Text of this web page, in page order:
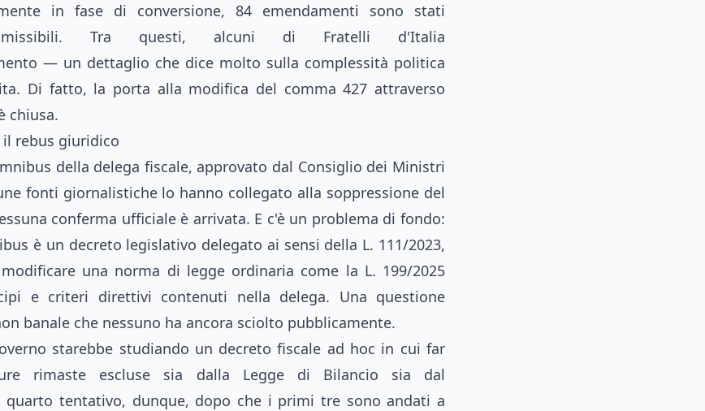
in fase di conversione, 84 emendamenti sono stati
Tra questi, alcuni di Fratelli d'Italia
— un dettaglio che dice molto sulla complessità politica
Di fatto, la porta alla modifica del comma 427 attraverso
chiusa.
rebus giuridico
della delega fiscale, approvato dal Consiglio dei Ministri
fonti giornalistiche lo hanno collegato alla soppressione del
conferma ufficiale è arrivata. E c'è un problema di fondo:
è un decreto legislativo delegato ai sensi della L. 111/2023,
una norma di legge ordinaria come la L. 199/2025
e criteri direttivi contenuti nella delega. Una questione
banale che nessuno ha ancora sciolto pubblicamente.
starebbe studiando un decreto fiscale ad hoc in cui far
rimaste escluse sia dalla Legge di Bilancio sia dal
quarto tentativo, dunque, dopo che i primi tre sono andati a